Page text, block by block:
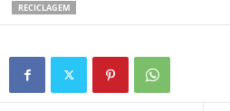
RECICLAGEM